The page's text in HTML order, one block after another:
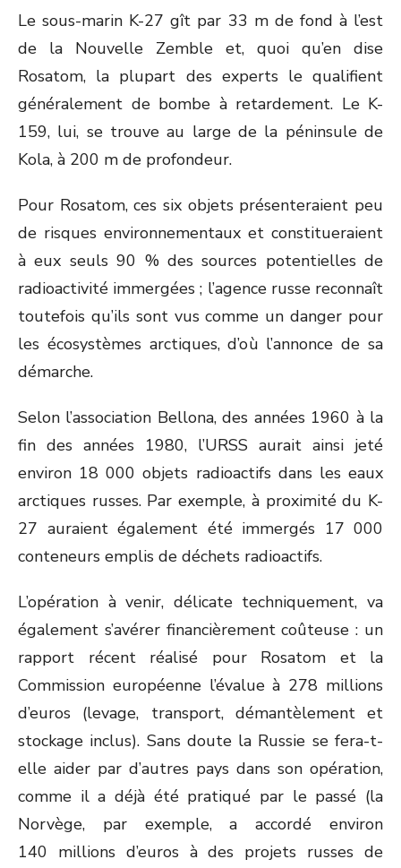
Le sous-marin K-27 gît par 33 m de fond à l’est
de la Nouvelle Zemble et, quoi qu’en dise
Rosatom, la plupart des experts le qualifient
généralement de bombe à retardement. Le K-
159, lui, se trouve au large de la péninsule de
Kola, à 200 m de profondeur.
Pour Rosatom, ces six objets présenteraient peu
de risques environnementaux et constitueraient
à eux seuls 90 % des sources potentielles de
radioactivité immergées ; l’agence russe reconnaît
toutefois qu’ils sont vus comme un danger pour
les écosystèmes arctiques, d’où l’annonce de sa
démarche.
Selon l’association Bellona, des années 1960 à la
fin des années 1980, l’URSS aurait ainsi jeté
environ 18 000 objets radioactifs dans les eaux
arctiques russes. Par exemple, à proximité du K-
27 auraient également été immergés 17 000
conteneurs emplis de déchets radioactifs.
L’opération à venir, délicate techniquement, va
également s’avérer financièrement coûteuse : un
rapport récent réalisé pour Rosatom et la
Commission européenne l’évalue à 278 millions
d’euros (levage, transport, démantèlement et
stockage inclus). Sans doute la Russie se fera-t-
elle aider par d’autres pays dans son opération,
comme il a déjà été pratiqué par le passé (la
Norvège, par exemple, a accordé environ
140 millions d’euros à des projets russes de